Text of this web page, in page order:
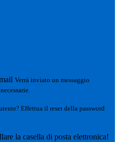
Verrà inviato un messaggio
Effettua il reset della password
la casella di posta elettronica!